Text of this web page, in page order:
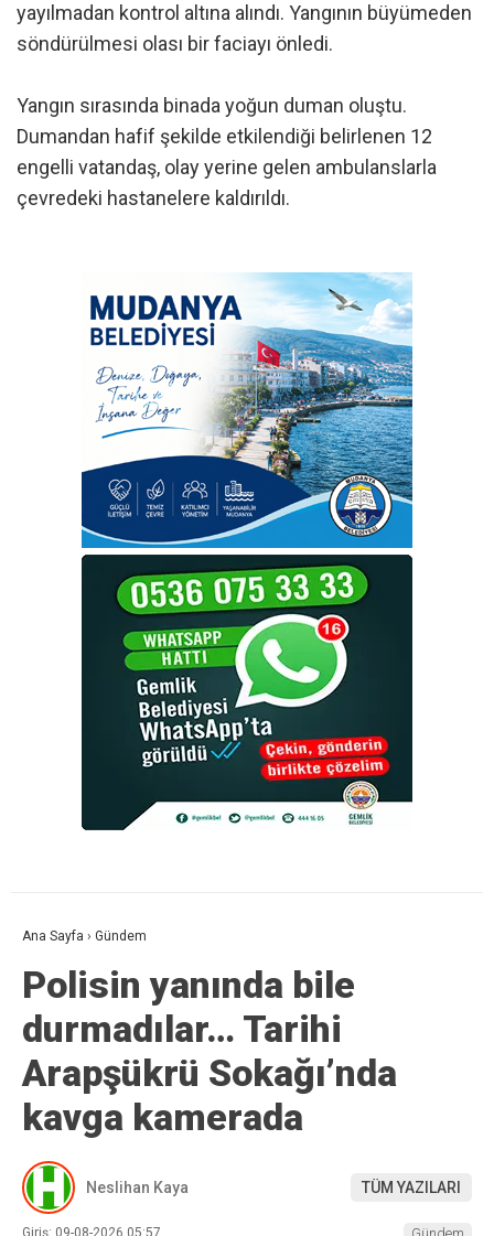
yayılmadan kontrol altına alındı. Yangının büyümeden
söndürülmesi olası bir faciayı önledi.
Yangın sırasında binada yoğun duman oluştu.
Dumandan hafif şekilde etkilendiği belirlenen 12
engelli vatandaş, olay yerine gelen ambulanslarla
çevredeki hastanelere kaldırıldı.
Ana Sayfa › Gündem
Polisin yanında bile
durmadılar… Tarihi
Arapşükrü Sokağı’nda
kavga kamerada
Neslihan Kaya TÜM YAZILARI